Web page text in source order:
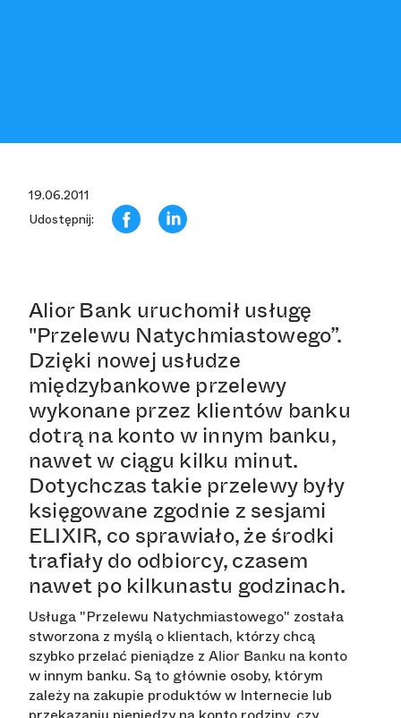
19.06.2011
Udostępnij:
Alior Bank uruchomił usługę
"Przelewu Natychmiastowego”.
Dzięki nowej usłudze
międzybankowe przelewy
wykonane przez klientów banku
dotrą na konto w innym banku,
nawet w ciągu kilku minut.
Dotychczas takie przelewy były
księgowane zgodnie z sesjami
ELIXIR, co sprawiało, że środki
trafiały do odbiorcy, czasem
nawet po kilkunastu godzinach.
Usługa "Przelewu Natychmiastowego" została
stworzona z myślą o klientach, którzy chcą
szybko przelać pieniądze z Alior Banku na konto
w innym banku. Są to głównie osoby, którym
zależy na zakupie produktów w Internecie lub